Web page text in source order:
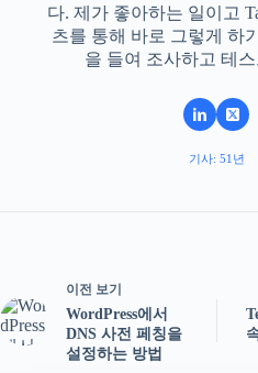
다. 제가 좋아하는 일이고
츠를 통해 바로 그렇게 하
을 들여 조사하고 테
기사: 51년
이전 보기
WordPress에서
DNS 사전 페칭을
설정하는 방법